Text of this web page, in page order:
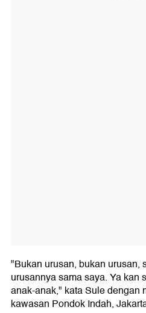
"Bukan urusan, bukan urusan,
urusannya sama saya. Ya kan
anak-anak," kata Sule dengan
kawasan Pondok Indah,